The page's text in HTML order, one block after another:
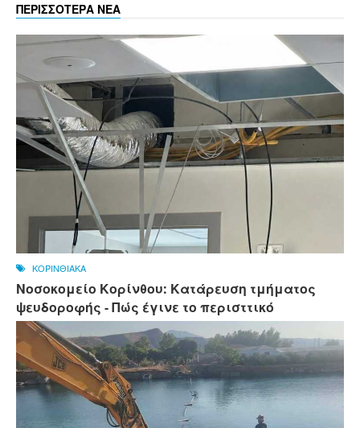
ΠΕΡΙΣΣΟΤΕΡΑ ΝΕΑ
ΚΟΡΙΝΘΙΑΚΑ
Νοσοκομείο Κορίνθου: Κατάρευση τμήματος
ψευδοροφής - Πώς έγινε το περισττικό